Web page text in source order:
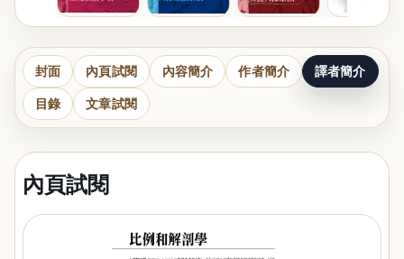
封面 內頁試閱 內容簡介 作者簡介 譯者簡介
目錄 文章試閱
內頁試閱